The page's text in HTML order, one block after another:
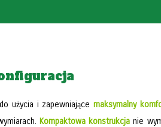
użycia i zapewniające maksymalny
Kompaktowa konstrukcja nie